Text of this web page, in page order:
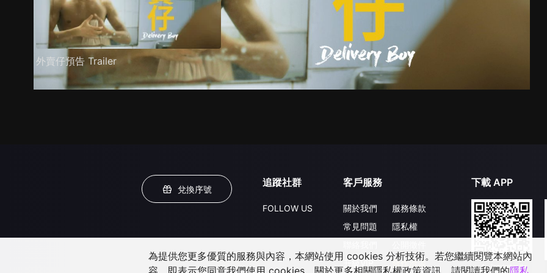
外賣仔預告 Trailer
兌換序號
追蹤社群
FOLLOW US
客戶服務
關於我們
常見問題
升級VIP
服務條款
隱私權
合作洽談
下載 APP
為提供您更多優質的服務與內容，本網站使用 cookies 分析技術。若您繼續閱覽本網站內
容，即表示您同意我們使用 cookies，關於更多相關隱私權政策資訊，請閱讀我們的隱私